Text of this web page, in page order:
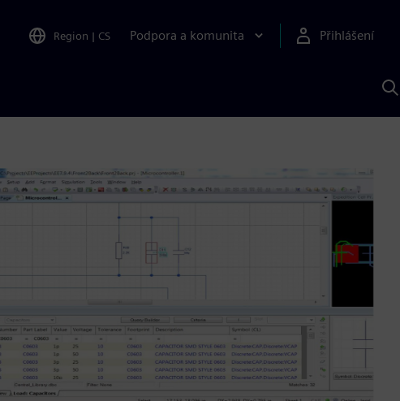
Region | CS Podpora a komunita Přihlášení